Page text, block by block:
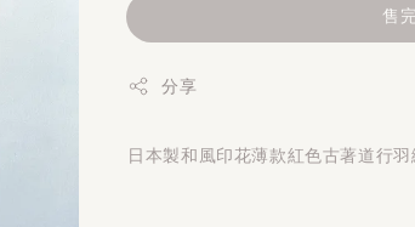
售
分享
日本製和風印花薄款紅色古著道行羽